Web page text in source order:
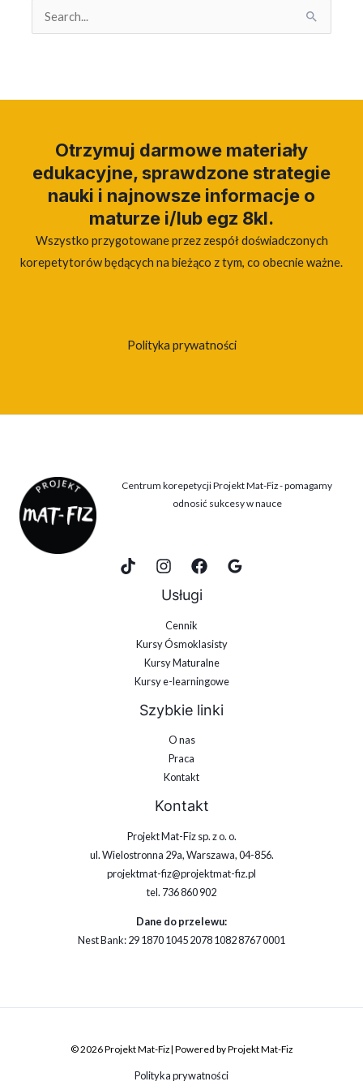
Search
Otrzymuj darmowe materiały
edukacyjne, sprawdzone strategie
nauki i najnowsze informacje o
maturze i/lub egz 8kl.
Wszystko przygotowane przez zespół doświadczonych
korepetytorów będących na bieżąco z tym, co obecnie ważne.
Polityka prywatności
Centrum korepetycji Projekt Mat-Fiz - pomagamy
odnosić sukcesy w nauce
Usługi
Cennik
Kursy Ósmoklasisty
Kursy Maturalne
Kursy e-learningowe
Szybkie linki
O nas
Praca
Kontakt
Kontakt
Projekt Mat-Fiz sp. z o. o.
ul. Wielostronna 29a, Warszawa, 04-856.
projektmat-fiz@projektmat-fiz.pl
tel. 736 860 902
Dane do przelewu:
Nest Bank: 29 1870 1045 2078 1082 8767 0001
© 2026 Projekt Mat-Fiz | Powered by Projekt Mat-Fiz
Polityka prywatności